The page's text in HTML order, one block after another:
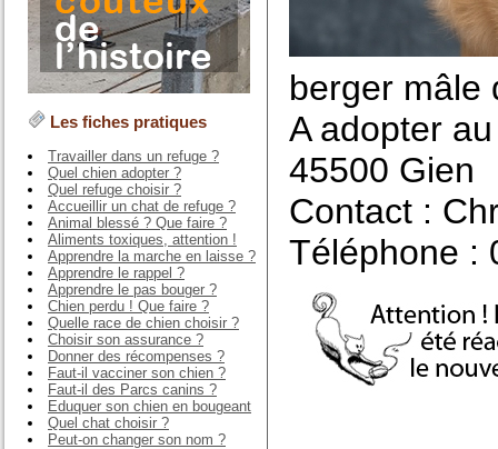
Les fiches pratiques
Travailler dans un refuge ?
Quel chien adopter ?
Quel refuge choisir ?
Accueillir un chat de refuge ?
Animal blessé ? Que faire ?
Aliments toxiques, attention !
Apprendre la marche en laisse ?
Apprendre le rappel ?
Apprendre le pas bouger ?
Chien perdu ! Que faire ?
Quelle race de chien choisir ?
Choisir son assurance ?
Donner des récompenses ?
Faut-il vacciner son chien ?
Faut-il des Parcs canins ?
Eduquer son chien en bougeant
Quel chat choisir ?
Peut-on changer son nom ?
berger mâle
A adopter
45500 Gien
Contact :
Téléphone :